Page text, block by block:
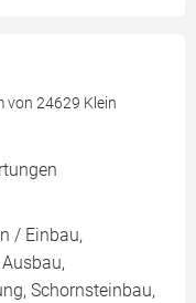
von 24629 Klein
/ Einbau,
Schornsteinbau,